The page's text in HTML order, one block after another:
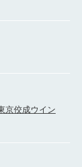
京佼成ウイン